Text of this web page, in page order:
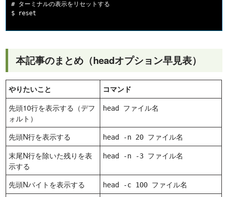
# ターミナルの表示をリセットする
本記事のまとめ（headオプション早見表）
やりたいこと コマンド
先頭10行を表示する（デフ
ォルト）
head ファイル名
先頭N行を表示する head -n 20 ファイル名
末尾N行を除いた残りを表
示する
head -n -3 ファイル名
先頭Nバイトを表示する head -c 100 ファイル名